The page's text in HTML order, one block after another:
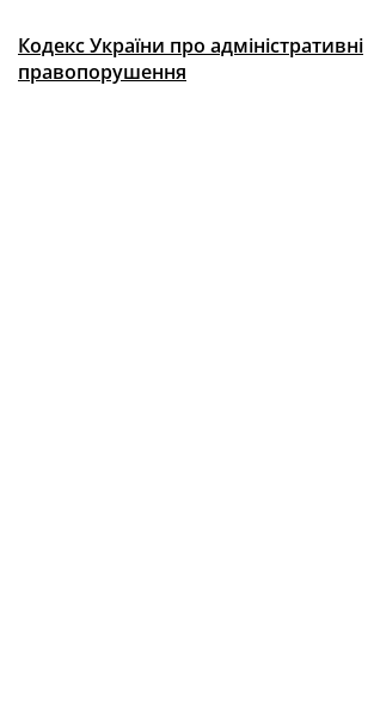
Кодекс України про адміністративні
правопорушення